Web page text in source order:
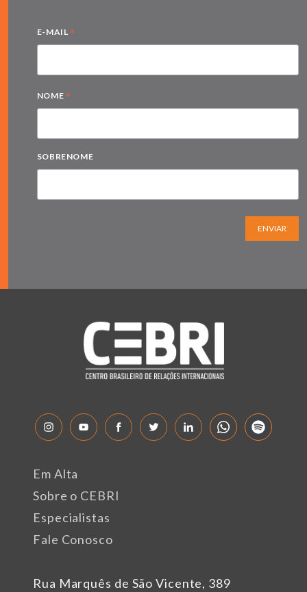
E-MAIL *
NOME *
SOBRENOME
ENVIAR
Rua Marquês de São Vicente, 389
Em Alta
Sobre o CEBRI
Especialistas
Fale Conosco